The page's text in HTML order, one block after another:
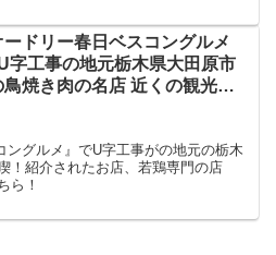
重くなく、食べやすい味であっさりペ
ードリー春日ベスコングルメ
字工事の地元栃木県大田原市
鳥焼き肉の名店 近くの観光ス
ングルメ』でU字工事がの地元の栃木
！紹介されたお店、若鶏専門の店
ら！